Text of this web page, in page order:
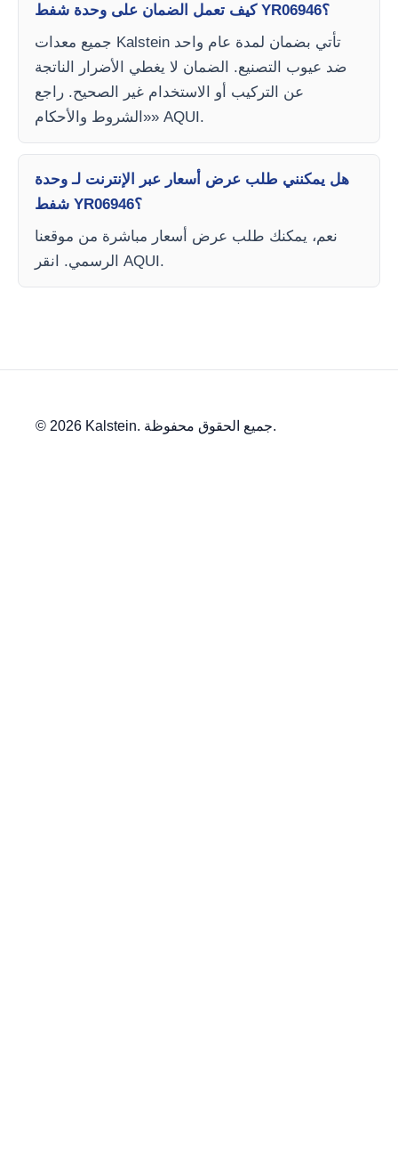
كيف تعمل الضمان على وحدة شفط YR06946؟
جميع معدات Kalstein تأتي بضمان لمدة عام واحد
ضد عيوب التصنيع. الضمان لا يغطي الأضرار الناتجة
عن التركيب أو الاستخدام غير الصحيح. راجع
«الشروط والأحكام» AQUI.
هل يمكنني طلب عرض أسعار عبر الإنترنت لـ وحدة
شفط YR06946؟
نعم، يمكنك طلب عرض أسعار مباشرة من موقعنا
الرسمي. انقر AQUI.
© 2026 Kalstein. جميع الحقوق محفوظة.